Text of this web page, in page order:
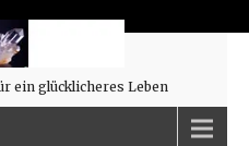
ein glücklicheres Leben